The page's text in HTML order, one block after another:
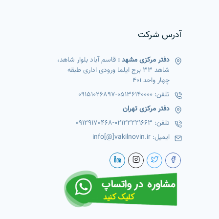
آدرس شرکت
دفتر مرکزی مشهد : قاسم آباد بلوار شاهد،
شاهد 33 برج ایلما ورودی اداری طبقه
چهار واحد 401
تلفن: 05136140000
-
09151026897
دفتر مرکزی تهران
تلفن: 02122221663
-
09129170468
ایمیل: info[@]vakilnovin.ir